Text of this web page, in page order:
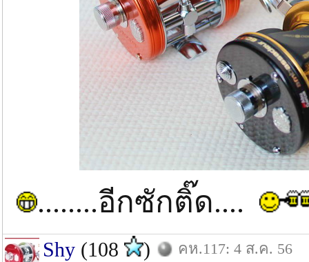
........อีกซักติ๊ด....
Shy (108 ) คห.117: 4 ส.ค. 56